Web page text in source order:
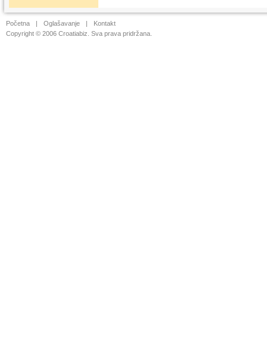
Početna | Oglašavanje |
Kontakt
Copyright © 2006 Croatiabiz. Sva prava pridržana.